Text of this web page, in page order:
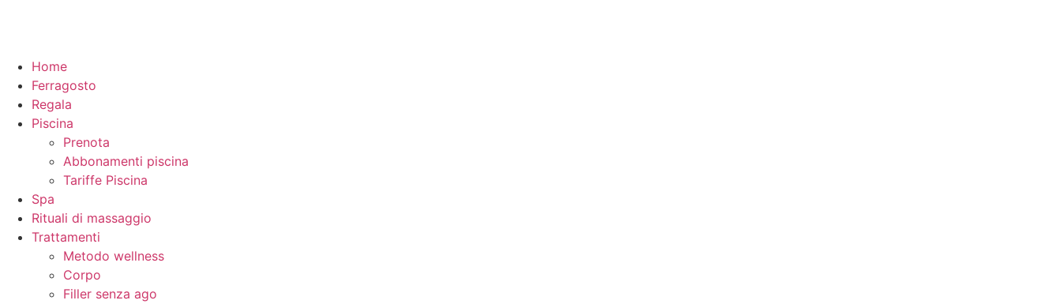
Home
Ferragosto
Regala
Piscina
Prenota
Abbonamenti piscina
Tariffe Piscina
Spa
Rituali di massaggio
Trattamenti
Metodo wellness
Corpo
Filler senza ago